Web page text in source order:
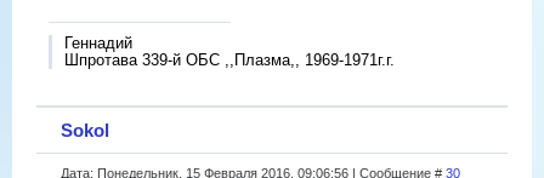
Геннадий
Шпротава 339-й ОБС ,,Плазма,, 1969-1971г.г.
Sokol
Дата: Понедельник, 15 Февраля 2016, 09:06:56 | Сообщение # 30